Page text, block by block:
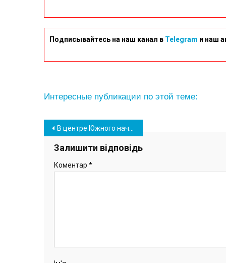
Подписывайтесь на наш канал в Telegram и наш
Интересные публикации по этой теме:
Навігація
записів
В центре Южного начали монтировать новогоднюю елку (фото)
Залишити відповідь
Коментар *